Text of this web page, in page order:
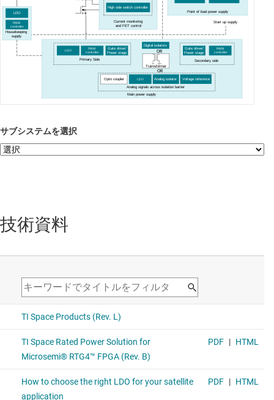
Start up supply
Housekeeping
supply
PWM
controller
LDO Point of load power supply
Main power supply
OR
Analog isolator
Digital isolators
Voltage reference
PWM
controller
LDO
Gate driver/
Power stage
Primary Side
Opto coupler
Analog signals across isolation barrier
Tramsformer
OR
PWM
controller
Gate driver/
Power stage
Secondary side
LDO
Current monitoring
and FET control
High side switch controller
サブシステムを選択
技術資料